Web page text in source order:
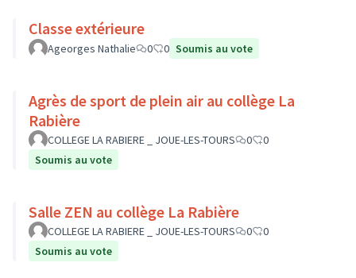
Classe extérieure
Ageorges Nathalie 0 0 Soumis au vote
Agrès de sport de plein air au collège La
Rabière
COLLEGE LA RABIERE _ JOUE-LES-TOURS 0
0
Soumis au vote
Salle ZEN au collège La Rabière
COLLEGE LA RABIERE _ JOUE-LES-TOURS 0
0
Soumis au vote